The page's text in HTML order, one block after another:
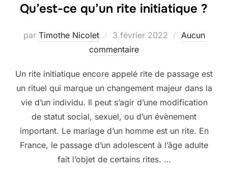
Qu’est-ce qu’un rite initiatique ?
par Timothe Nicolet
Publié
le
3 février 2022
Aucun
commentaire
Un rite initiatique encore appelé rite de passage est
un rituel qui marque un changement majeur dans la
vie d’un individu. Il peut s’agir d’une modification
de statut social, sexuel, ou d’un évènement
important. Le mariage d’un homme est un rite. En
France, le passage d’un adolescent à l’âge adulte
fait l’objet de certains rites. …